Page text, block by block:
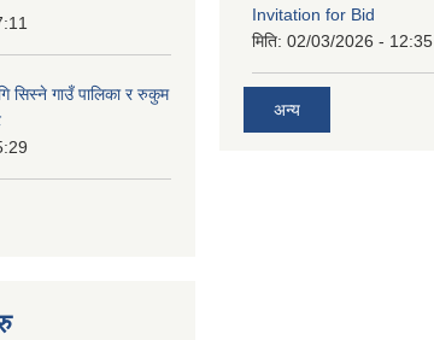
गाउँ पालिका र रुकुम
Invitation for Bid
मिति: 02/03/2026 - 12:35
अन्य